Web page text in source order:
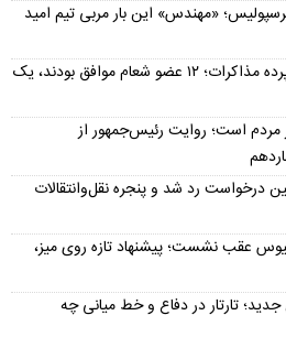
«مهندس» این بار مربی تیم امید
روایت تازه پزشکیان از پشت‌پرده مذاکرات؛ ۱۲ عضو شعام موافق بودند، یک
مردم است؛ روایت رئیس‌جمهور از
درخواست رد شد و پنجره نقل‌وانتقالات
عقب نشست؛ پیشنهاد تازه روی میز،
تارتار در دفاع و خط میانی چه